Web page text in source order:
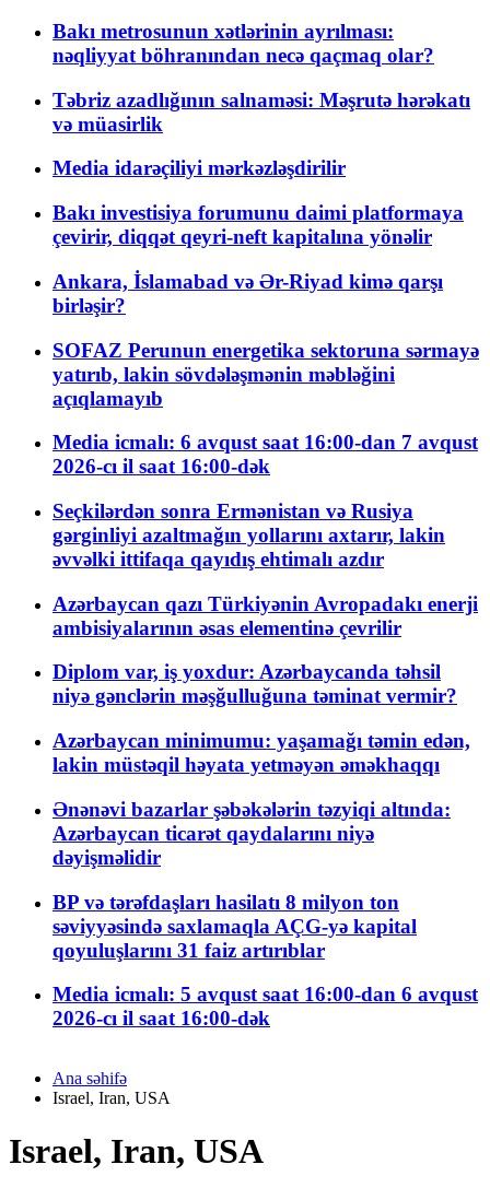
Bakı metrosunun xətlərinin ayrılması:
nəqliyyat böhranından necə qaçmaq olar?
Təbriz azadlığının salnaməsi: Məşrutə hərəkatı
və müasirlik
Media idarəçiliyi mərkəzləşdirilir
Bakı investisiya forumunu daimi platformaya
çevirir, diqqət qeyri-neft kapitalına yönəlir
Ankara, İslamabad və Ər-Riyad kimə qarşı
birləşir?
SOFAZ Perunun energetika sektoruna sərmayə
yatırıb, lakin sövdələşmənin məbləğini
açıqlamayıb
Media icmalı: 6 avqust saat 16:00-dan 7 avqust
2026-cı il saat 16:00-dək
Seçkilərdən sonra Ermənistan və Rusiya
gərginliyi azaltmağın yollarını axtarır, lakin
əvvəlki ittifaqa qayıdış ehtimalı azdır
Azərbaycan qazı Türkiyənin Avropadakı enerji
ambisiyalarının əsas elementinə çevrilir
Diplom var, iş yoxdur: Azərbaycanda təhsil
niyə gənclərin məşğulluğuna təminat vermir?
Azərbaycan minimumu: yaşamağı təmin edən,
lakin müstəqil həyata yetməyən əməkhaqqı
Ənənəvi bazarlar şəbəkələrin təzyiqi altında:
Azərbaycan ticarət qaydalarını niyə
dəyişməlidir
BP və tərəfdaşları hasilatı 8 milyon ton
səviyyəsində saxlamaqla AÇG-yə kapital
qoyuluşlarını 31 faiz artırıblar
Media icmalı: 5 avqust saat 16:00-dan 6 avqust
2026-cı il saat 16:00-dək
Ana səhifə
Israel, Iran, USA
Israel, Iran, USA